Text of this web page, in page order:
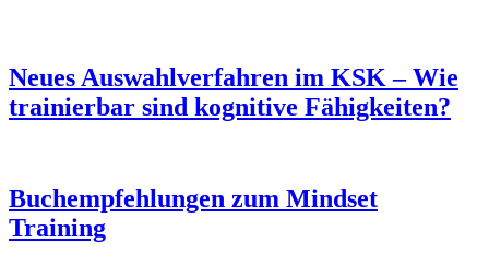
Neues Auswahlverfahren im KSK – Wie
trainierbar sind kognitive Fähigkeiten?
Buchempfehlungen zum Mindset
Training